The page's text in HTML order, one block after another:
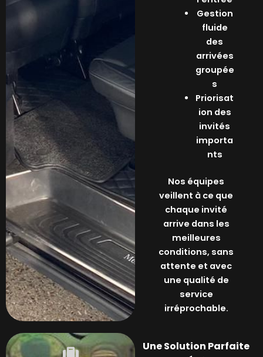
Gestion
fluide
des
arrivées
groupée
s
Priorisat
ion des
invités
importa
nts
Nos équipes
veillent à ce que
chaque invité
arrive dans les
meilleures
conditions, sans
attente et avec
une qualité de
service
irréprochable.
Une Solution Parfaite